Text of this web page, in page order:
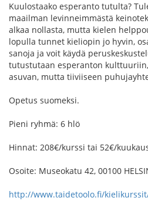
Kuulostaako esperanto tutulta?
maailman levinneimmästä
alkaa nollasta, mutta kielen
lopulla tunnet kieliopin jo hyvin,
sanoja ja voit käydä
tutustutaan esperanton
asuvan, mutta tiiviiseen
Opetus suomeksi.
Pieni ryhmä: 6 hlö
Hinnat: 208€/kurssi tai 52€/
Osoite: Museokatu 42, 00100
http://www.taidetoolo.fi/